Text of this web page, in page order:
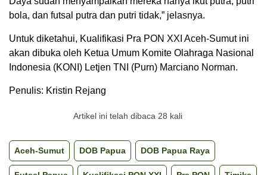
bola, dan futsal putra dan putri tidak,” jelasnya.
Untuk diketahui, Kualifikasi Pra PON XXI Aceh-Sumut ini
akan dibuka oleh Ketua Umum Komite Olahraga Nasional
Indonesia (KONI) Letjen TNI (Purn) Marciano Norman.
Penulis: Kristin Rejang
Artikel ini telah dibaca 28 kali
Aceh-Sumut DOB Papua DOB Papua Raya